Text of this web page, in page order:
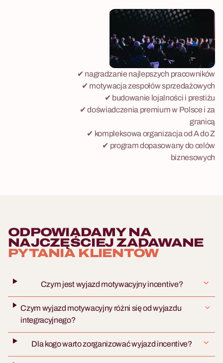
✔ nagradzanie najlepszych pracowników
✔ motywacja zespołów sprzedażowych
✔ budowanie lojalności i prestiżu
✔ doświadczenia premium w Polsce i za
granicą
✔ kompleksowa organizacja od A do Z
✔ program dopasowany do celów
biznesowych
ODPOWIADAMY NA
NAJCZĘŚCIEJ ZADAWANE
PYTANIA KLIENTÓW
Czym jest wyjazd motywacyjny incentive?
Czym wyjazd motywacyjny różni się od wyjazdu
integracyjnego?
Dla kogo warto zorganizować wyjazd incentive?